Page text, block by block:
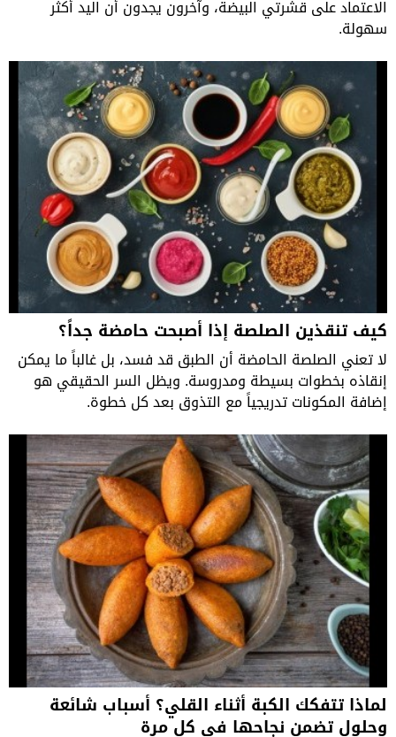
الاعتماد على قشرتي البيضة، وآخرون يجدون أن اليد أكثر
سهولة.
كيف تنقذين الصلصة إذا أصبحت حامضة جداً؟
لا تعني الصلصة الحامضة أن الطبق قد فسد، بل غالباً ما يمكن
إنقاذه بخطوات بسيطة ومدروسة. ويظل السر الحقيقي هو
إضافة المكونات تدريجياً مع التذوق بعد كل خطوة.
لماذا تتفكك الكبة أثناء القلي؟ أسباب شائعة
وحلول تضمن نجاحها في كل مرة